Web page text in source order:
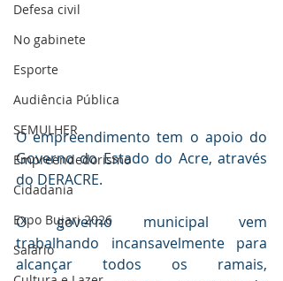
Defesa civil
No gabinete
Esporte
Audiência Pública
SEMULHER
Empreendedorismo
Cidadania
Expo Bujari 2026
Salário
O empreendimento tem o apoio do
Governo do Estado do Acre, através
do DERACRE.
O governo municipal vem
trabalhando incansavelmente para
alcançar todos os ramais,